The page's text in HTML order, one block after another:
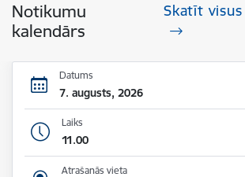
Notikumu
kalendārs
Skatīt
Datums
7. augusts, 2026
Laiks
11.00
Atrašanās vieta